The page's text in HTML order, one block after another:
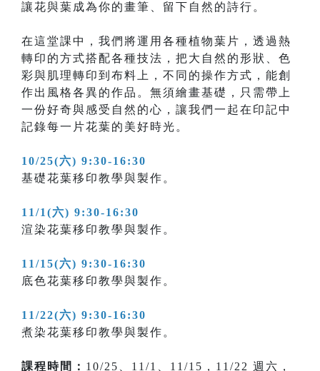
讓花與葉成為你的畫筆、留下自然的詩行。
在這堂課中，我們將運用各種植物葉片，透過熱
轉印的方式搭配各種技法，把大自然的形狀、色
彩與肌理轉印到布料上，不同的操作方式，能創
作出風格各異的作品。無須繪畫基礎，只需帶上
一份好奇與感受自然的心，讓我們一起在印記中
記錄每一片花葉的美好時光。
10/25(六) 9:30-16:30
基礎花葉移印教學與製作。
11/1(六) 9:30-16:30
渲染花葉移印教學與製作。
11/15(六) 9:30-16:30
底色花葉移印教學與製作。
11/22(六) 9:30-16:30
煮染花葉移印教學與製作。
課程時間： 10/25、11/1、11/15，11/22 週六，